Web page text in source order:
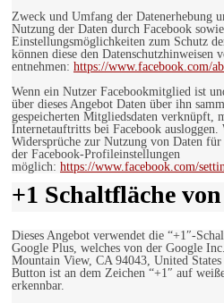
Zweck und Umfang der Datenerhebung
Nutzung der Daten durch Facebook
Einstellungsmöglichkeiten zum Schutz
können diese den Datenschutzhinweisen
entnehmen: https://www.facebook.com/
Wenn ein Nutzer Facebookmitglied ist
über dieses Angebot Daten über ihn
gespeicherten Mitgliedsdaten verknüpft,
Internetauftritts bei Facebook
Widersprüche zur Nutzung von Daten
der Facebook-Profileinstellungen
möglich: https://www.facebook.com/
+1 Schaltfläche
Dieses Angebot verwendet die “+1″-
Google Plus, welches von der Google
Mountain View, CA 94043, United
Button ist an dem Zeichen “+1″ auf
erkennbar.